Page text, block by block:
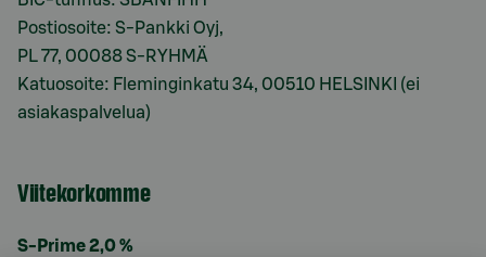
Postiosoite: S-Pankki Oyj,
PL 77, 00088 S-RYHMÄ
Katuosoite: Fleminginkatu 34, 00510 HELSINKI (ei
asiakaspalvelua)
Viitekorkomme
S-Prime 2,0 %